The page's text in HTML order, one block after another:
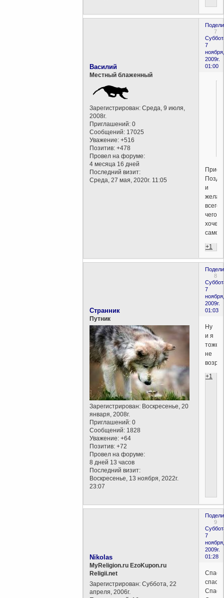
7
7
ноября,
2009г.
01:00
Василий
Местный блаженный
Зарегистрирован: Среда, 9 июля,
2008г.
Приглашений: 0
Сообщений: 17025
Уважение: +516
Позитив: +478
Провел на форуме:
4 месяца 16 дней
Последний визит:
Среда, 27 мая, 2020г. 11:05
и
желаю
всего
чего
+1
8
7
ноября,
2009г.
01:03
Cтранник
Путник
Зарегистрирован: Воскресенье, 20
января, 2008г.
Приглашений: 0
Сообщений: 1828
Уважение: +64
Позитив: +72
Провел на форуме:
8 дней 13 часов
Последний визит:
Воскресенье, 13 ноября, 2022г.
23:07
Ну
и я
тоже
не
+1
9
7
ноября,
2009г.
01:28
Nikolas
MyReligion.ru EzoKupon.ru
Religii.net
Зарегистрирован: Суббота, 22
апреля, 2006г.